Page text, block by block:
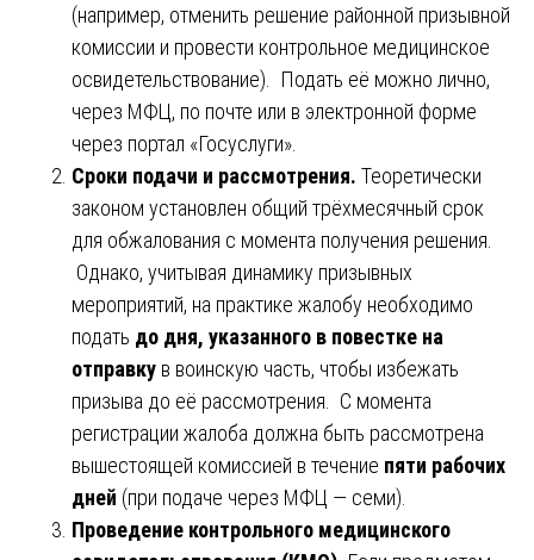
(например, отменить решение районной призывной
комиссии и провести контрольное медицинское
освидетельствование). Подать её можно лично,
через МФЦ, по почте или в электронной форме
через портал «Госуслуги».
Сроки подачи и рассмотрения. Теоретически
законом установлен общий трёхмесячный срок
для обжалования с момента получения решения.
Однако, учитывая динамику призывных
мероприятий, на практике жалобу необходимо
подать до дня, указанного в повестке на
отправку в воинскую часть, чтобы избежать
призыва до её рассмотрения. С момента
регистрации жалоба должна быть рассмотрена
вышестоящей комиссией в течение пяти рабочих
дней (при подаче через МФЦ — семи).
Проведение контрольного медицинского